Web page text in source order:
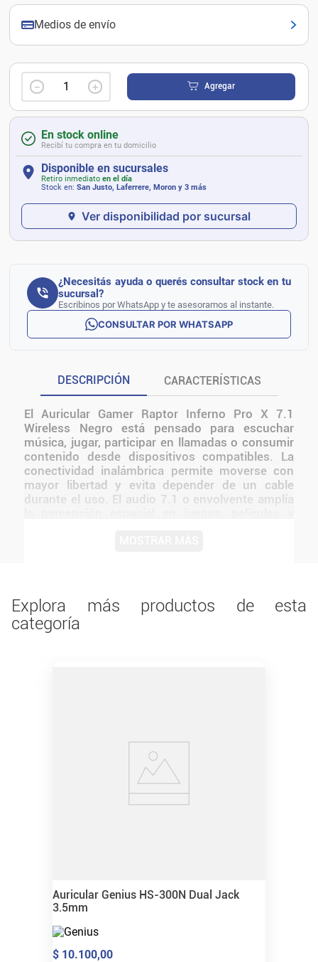
Medios de envío
＋
－ Agregar
En stock online
Recibí tu compra en tu domicilio
Disponible en sucursales
Retiro inmediato en el día
Stock en: San Justo, Laferrere, Moron y 3 más
Ver disponibilidad por sucursal
¿Necesitás ayuda o querés consultar stock en tu
sucursal?
Escribinos por WhatsApp y te asesoramos al instante.
CONSULTAR POR WHATSAPP
DESCRIPCIÓN CARACTERÍSTICAS
El Auricular Gamer Raptor Inferno Pro X 7.1
Wireless Negro está pensado para escuchar
música, jugar, participar en llamadas o consumir
contenido desde dispositivos compatibles. La
conectividad inalámbrica permite moverse con
mayor libertad y evita depender de un cable
durante el uso. El audio 7.1 o envolvente amplía
línea y facilita integrarlo a distintos tipos de
setups.
Explora más productos de esta
categoría
Auricular Genius HS-300N Dual Jack
3.5mm
$ 10.100,00